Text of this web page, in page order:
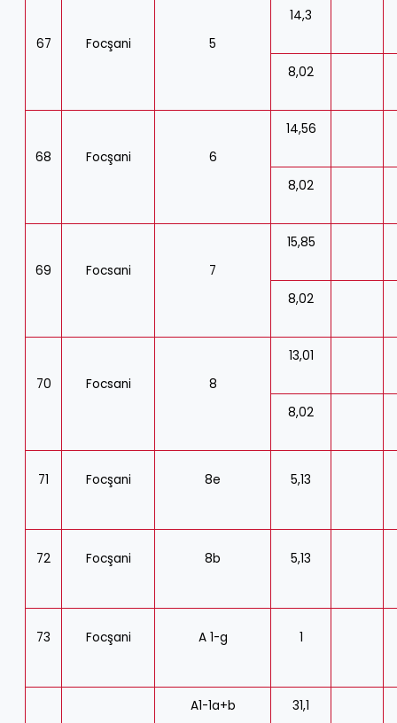
67 Focşani 5
14,3
8,02
68 Focşani 6
14,56
8,02
69 Focsani 7
15,85
8,02
70 Focsani 8
13,01
8,02
71 Focşani 8e 5,13
72 Focşani 8b 5,13
73 Focşani A 1-g 1
A1-1a+b 31,1